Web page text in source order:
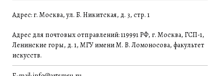
Адрес: г. Москва, ул. Б. Никитская, д. 3, стр. 1
Адрес для почтовых отправлений: 119991 РФ, г. Москва, ГСП-1,
Ленинские горы, д. 1, МГУ имени М. В. Ломоносова, факультет
искусств.